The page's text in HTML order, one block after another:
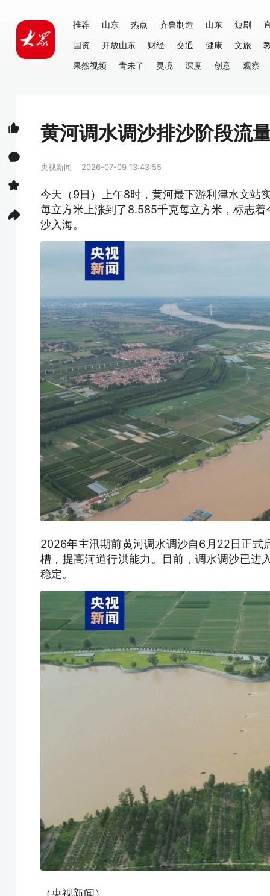
推荐 山东 热点 齐鲁制造 山东 短剧
国资
开放山东 财经 交通 健康 文旅
果然视频
青未了 灵境 深度 创意 观察
黄河调水调沙排沙阶段流
央视新闻 2026-07-09 13:43:55
今天（9日）上午8时，黄河最下游利津水文
每立方米上涨到了8.585千克每立方米，标志
沙入海。
2026年主汛期前黄河调水调沙自6月22日正式
槽，提高河道行洪能力。目前，调水调沙已进
稳定。
（央视新闻）